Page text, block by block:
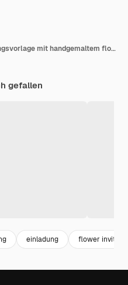
Elegante Hochzeits-Einladungsvorlage mit handgemaltem floralen Aquarell-Design
gefallen
einladung flower